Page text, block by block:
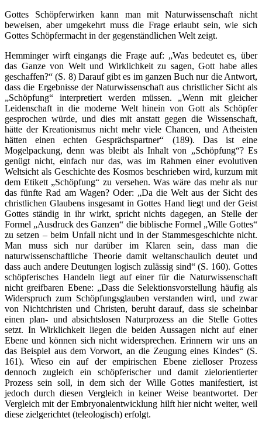
Gottes Schöpferwirken kann man mit Naturwissenschaft nicht
beweisen, aber umgekehrt muss die Frage erlaubt sein, wie sich
Gottes Schöpfermacht in der gegenständlichen Welt zeigt.
Hemminger wirft eingangs die Frage auf: „Was bedeutet es, über
das Ganze von Welt und Wirklichkeit zu sagen, Gott habe alles
geschaffen?“ (S. 8) Darauf gibt es im ganzen Buch nur die Antwort,
dass die Ergebnisse der Naturwissenschaft aus christlicher Sicht als
„Schöpfung“ interpretiert werden müssen. „Wenn mit gleicher
Leidenschaft in die moderne Welt hinein von Gott als Schöpfer
gesprochen würde, und dies mit anstatt gegen die Wissenschaft,
hätte der Kreationismus nicht mehr viele Chancen, und Atheisten
hätten einen echten Gesprächspartner“ (189). Das ist eine
Mogelpackung, denn was bleibt als Inhalt von „Schöpfung“? Es
genügt nicht, einfach nur das, was im Rahmen einer evolutiven
Weltsicht als Geschichte des Kosmos beschrieben wird, kurzum mit
dem Etikett „Schöpfung“ zu versehen. Was wäre das mehr als nur
das fünfte Rad am Wagen? Oder: „Da die Welt aus der Sicht des
christlichen Glaubens insgesamt in Gottes Hand liegt und der Geist
Gottes ständig in ihr wirkt, spricht nichts dagegen, an Stelle der
Formel „Ausdruck des Ganzen“ die biblische Formel „Wille Gottes“
zu setzen – beim Unfall nicht und in der Stammesgeschichte nicht.
Man muss sich nur darüber im Klaren sein, dass man die
naturwissenschaftliche Theorie damit weltanschaulich deutet und
dass auch andere Deutungen logisch zulässig sind“ (S. 160). Gottes
schöpferisches Handeln liegt auf einer für die Naturwissenschaft
nicht greifbaren Ebene: „Dass die Selektionsvorstellung häufig als
Widerspruch zum Schöpfungsglauben verstanden wird, und zwar
von Nichtchristen und Christen, beruht darauf, dass sie scheinbar
einen plan- und absichtslosen Naturprozess an die Stelle Gottes
setzt. In Wirklichkeit liegen die beiden Aussagen nicht auf einer
Ebene und können sich nicht widersprechen. Erinnern wir uns an
das Beispiel aus dem Vorwort, an die Zeugung eines Kindes“ (S.
161). Wieso ein auf der empirischen Ebene zielloser Prozess
dennoch zugleich ein schöpferischer und damit zielorientierter
Prozess sein soll, in dem sich der Wille Gottes manifestiert, ist
jedoch durch diesen Vergleich in keiner Weise beantwortet. Der
Vergleich mit der Embryonalentwicklung hilft hier nicht weiter, weil
diese zielgerichtet (teleologisch) erfolgt.